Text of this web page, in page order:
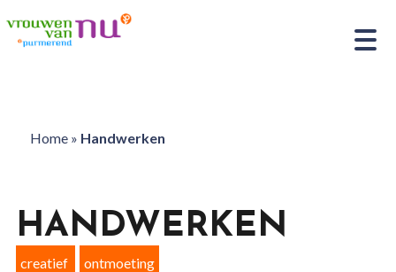
Home» Handwerken
HANDWERKEN
creatief ontmoeting